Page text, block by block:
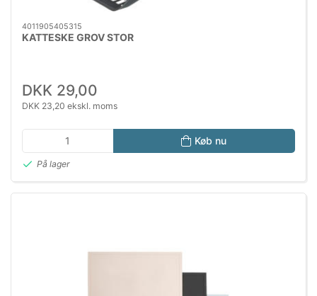
4011905405315
KATTESKE GROV STOR
DKK 29,00
DKK 23,20 ekskl. moms
Køb nu
På lager